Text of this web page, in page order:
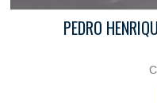
PEDRO